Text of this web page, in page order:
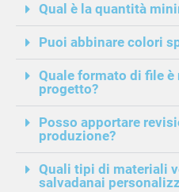
Qual è la quantità
Puoi abbinare colori
Quale formato di file
progetto?
Posso apportare
produzione?
Quali tipi di materiali
salvadanai